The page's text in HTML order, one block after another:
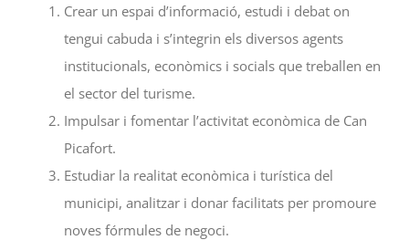
Crear un espai d’informació, estudi i debat on
tengui cabuda i s’integrin els diversos agents
institucionals, econòmics i socials que treballen en
el sector del turisme.
Impulsar i fomentar l’activitat econòmica de Can
Picafort.
Estudiar la realitat econòmica i turística del
municipi, analitzar i donar facilitats per promoure
noves fórmules de negoci.